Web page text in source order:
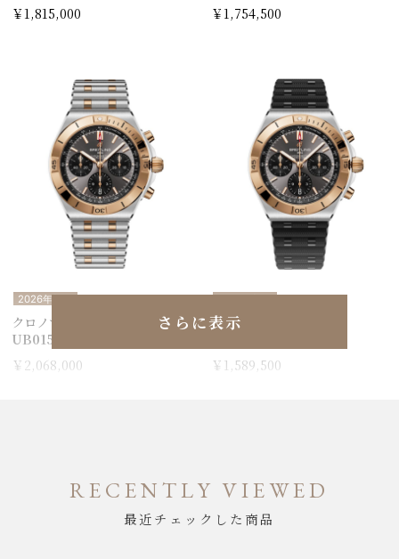
￥1,815,000
￥1,754,500
2026年新作
クロノマット B01 42
UB0158101B1U1
￥2,068,000
クロノマット B01 42
￥1,589,500
さらに表示
RECENTLY VIEWED
最近チェックした商品